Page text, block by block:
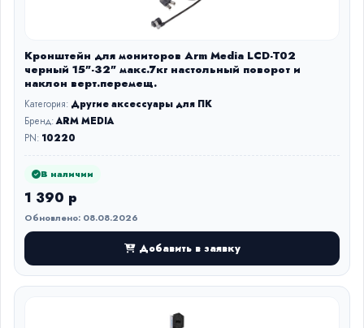
Кронштейн для мониторов Arm Media LCD-T02
черный 15"-32" макс.7кг настольный поворот и
наклон верт.перемещ.
Категория: Другие аксессуары для ПК
Бренд:ARM MEDIA
PN: 10220
В наличии
1 390 р
Обновлено: 08.08.2026
Добавить в заявку